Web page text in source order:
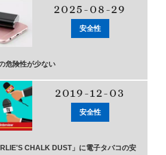
2025-08-29
安全性
危険性が少ない
2019-12-03
安全性
CHALK DUST」に電子タバコの安